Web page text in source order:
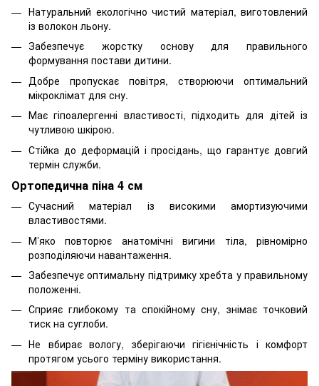
Натуральний екологічно чистий матеріал, виготовлений
із волокон льону.
Забезпечує жорстку основу для правильного
формування постави дитини.
Добре пропускає повітря, створюючи оптимальний
мікроклімат для сну.
Має гіпоалергенні властивості, підходить для дітей із
чутливою шкірою.
Стійка до деформацій і просідань, що гарантує довгий
термін служби.
Ортопедична піна 4 см
Сучасний матеріал із високими амортизуючими
властивостями.
М’яко повторює анатомічні вигини тіла, рівномірно
розподіляючи навантаження.
Забезпечує оптимальну підтримку хребта у правильному
положенні.
Сприяє глибокому та спокійному сну, знімає точковий
тиск на суглоби.
Не вбирає вологу, зберігаючи гігієнічність і комфорт
протягом усього терміну використання.